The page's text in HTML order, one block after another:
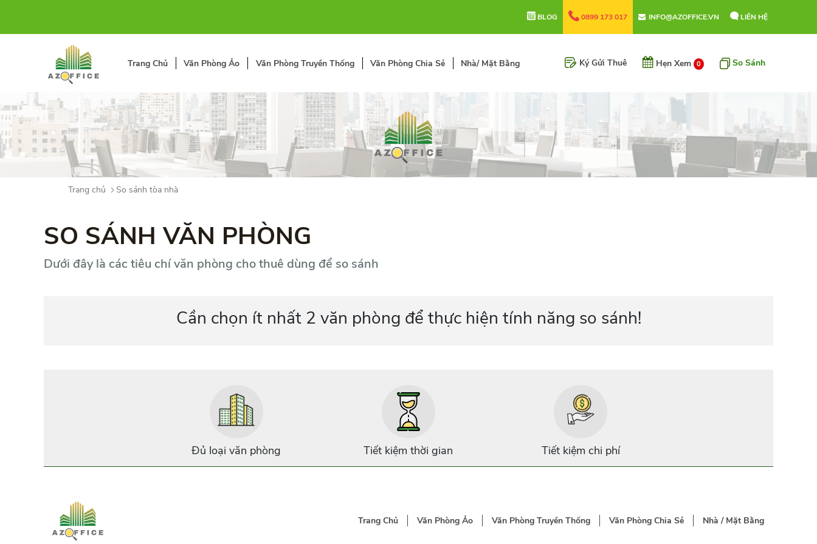
BLOG 0899 173 017 INFO@AZOFFICE.VN LIÊN HỆ
Trang Chủ Văn Phòng Ảo Văn Phòng Truyền Thống Văn Phòng Chia Sẻ Nhà/ Mặt Bằng Ký Gửi Thuê Hẹn Xem 0 So Sánh
Trang chủ So sánh tòa nhà
SO SÁNH VĂN PHÒNG
Dưới đây là các tiêu chí văn phòng cho thuê dùng để so sánh
Cần chọn ít nhất 2 văn phòng để thực hiện tính năng so sánh!
Đủ loại văn phòng Tiết kiệm thời gian Tiết kiệm chi phí
Trang Chủ Văn Phòng Ảo Văn Phòng Truyền Thống Văn Phòng Chia Sẻ Nhà / Mặt Bằng